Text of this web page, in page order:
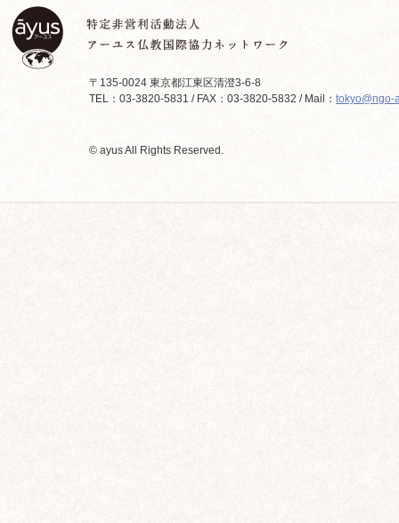
〒135-0024 東京都江東区清澄3-6-8
TEL：03-3820-5831 / FAX：03-3820-5832 / Mail： tokyo@ngo-
© ayus All Rights Reserved.